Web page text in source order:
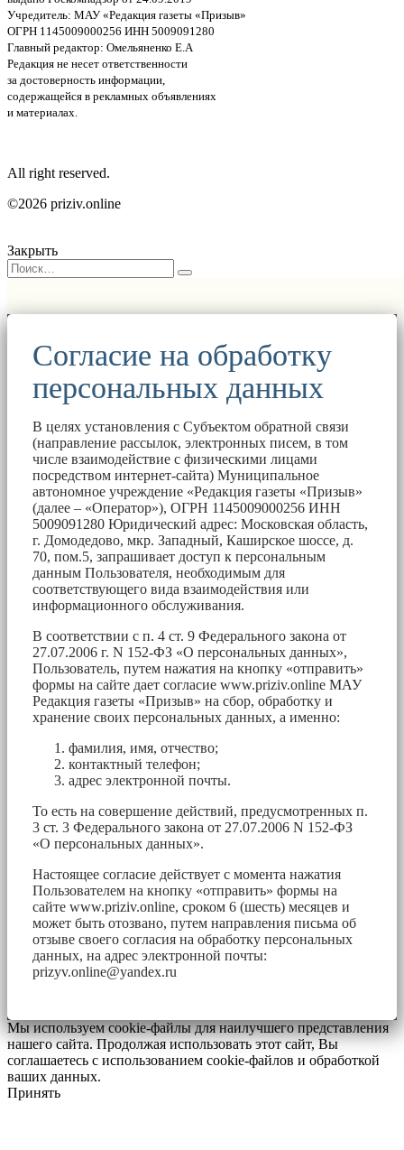
Учредитель: МАУ «Редакция газеты «Призыв»
ОГРН 1145009000256 ИНН 5009091280
Главный редактор: Омельяненко Е.А
Редакция не несет ответственности
за достоверность информации,
содержащейся в рекламных объявлениях
и материалах.
All right reserved.
©2026 priziv.online
Закрыть
Согласие на обработку
персональных данных
В целях установления с Субъектом обратной связи
(направление рассылок, электронных писем, в том
числе взаимодействие с физическими лицами
посредством интернет-сайта) Муниципальное
автономное учреждение «Редакция газеты «Призыв»
(далее – «Оператор»), ОГРН 1145009000256 ИНН
5009091280 Юридический адрес: Московская область,
г. Домодедово, мкр. Западный, Каширское шоссе, д.
70, пом.5, запрашивает доступ к персональным
данным Пользователя, необходимым для
соответствующего вида взаимодействия или
информационного обслуживания.
В соответствии с п. 4 ст. 9 Федерального закона от
27.07.2006 г. N 152-ФЗ «О персональных данных»,
Пользователь, путем нажатия на кнопку «отправить»
формы на сайте дает согласие www.priziv.online МАУ
Редакция газеты «Призыв» на сбор, обработку и
хранение своих персональных данных, а именно:
фамилия, имя, отчество;
контактный телефон;
адрес электронной почты.
То есть на совершение действий, предусмотренных п.
3 ст. 3 Федерального закона от 27.07.2006 N 152-ФЗ
«О персональных данных».
Настоящее согласие действует с момента нажатия
Пользователем на кнопку «отправить» формы на
сайте www.priziv.online, сроком 6 (шесть) месяцев и
может быть отозвано, путем направления письма об
отзыве своего согласия на обработку персональных
данных, на адрес электронной почты:
prizyv.online@yandex.ru
Мы используем cookie-файлы для наилучшего представления
нашего сайта. Продолжая использовать этот сайт, Вы
соглашаетесь с использованием cookie-файлов и обработкой
ваших данных.
Принять